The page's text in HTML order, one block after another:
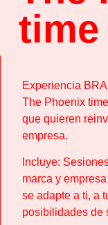
time
Experiencia
The Phoenix
que quieren
empresa.
Incluye:
marca y
se adapte a ti, a
posibilidades de